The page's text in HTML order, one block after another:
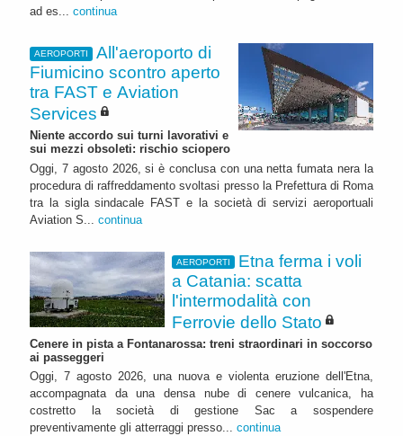
ad es... continua
AEROPORTI
All'aeroporto di
Fiumicino scontro aperto
tra FAST e Aviation
Services
Niente accordo sui turni lavorativi e
sui mezzi obsoleti: rischio sciopero
Oggi, 7 agosto 2026, si è conclusa con una netta fumata nera la
procedura di raffreddamento svoltasi presso la Prefettura di Roma
tra la sigla sindacale FAST e la società di servizi aeroportuali
Aviation S... continua
AEROPORTI
Etna ferma i voli
a Catania: scatta
l'intermodalità con
Ferrovie dello Stato
Cenere in pista a Fontanarossa: treni straordinari in soccorso
ai passeggeri
Oggi, 7 agosto 2026, una nuova e violenta eruzione dell'Etna,
accompagnata da una densa nube di cenere vulcanica, ha
costretto la società di gestione Sac a sospendere
preventivamente gli atterraggi presso... continua